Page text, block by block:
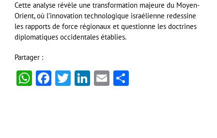
Cette analyse révèle une transformation majeure du Moyen-
Orient, où l’innovation technologique israélienne redessine
les rapports de force régionaux et questionne les doctrines
diplomatiques occidentales établies.
Partager :
WhatsApp
Facebook
Twitter
LinkedIn
Email